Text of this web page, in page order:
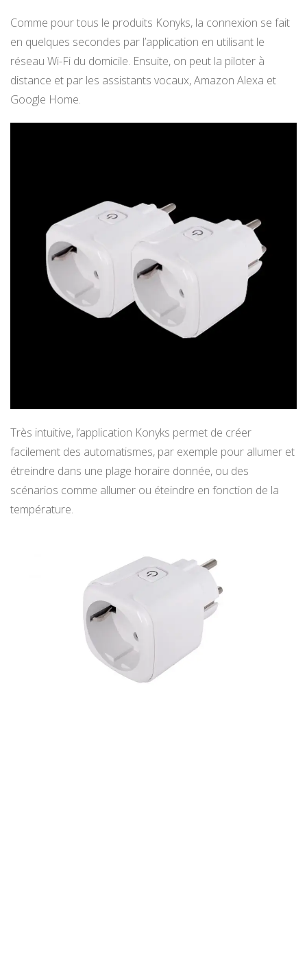
Comme pour tous le produits Konyks, la connexion se fait
en quelques secondes par l’application en utilisant le
réseau Wi-Fi du domicile. Ensuite, on peut la piloter à
distance et par les assistants vocaux, Amazon Alexa et
Google Home.
Très intuitive, l’application Konyks permet de créer
facilement des automatismes, par exemple pour allumer et
étreindre dans une plage horaire donnée, ou des
scénarios comme allumer ou éteindre en fonction de la
température.